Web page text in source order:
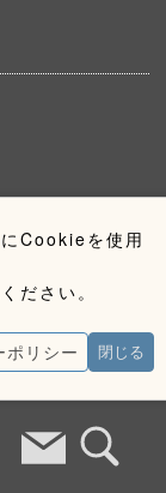
Cookieを使用
ださい。
ポリシー 閉じる